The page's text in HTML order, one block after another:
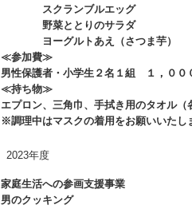
スクランブルエッグ
野菜ととりのサラダ
ヨーグルトあえ（さつま芋）
≪参加費≫
男性保護者・小学生２名１組 １，００
≪持ち物≫
エプロン、三角巾、手拭き用のタオル（
※調理中はマスクの着用をお願いいたし
2023年度
家庭生活への参画支援事業
男のクッキング